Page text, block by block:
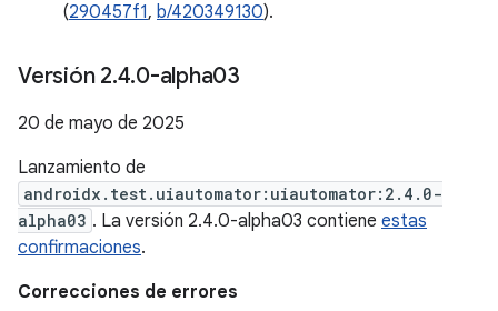
(290457f1, b/420349130).
Versión 2.4.0-alpha03
20 de mayo de 2025
Lanzamiento de
androidx.test.uiautomator:uiautomator:2.4.0-
alpha03 . La versión 2.4.0-alpha03 contiene estas
confirmaciones.
Correcciones de errores